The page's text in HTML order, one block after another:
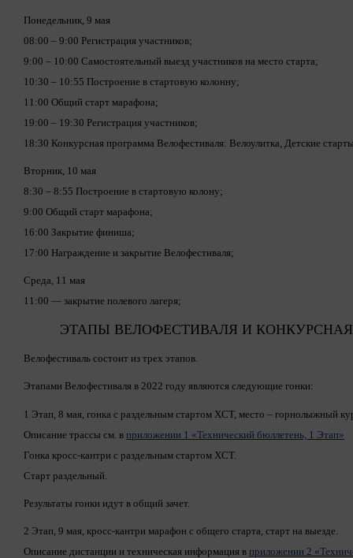
Понедельник, 9 мая
08:00 – 9:00 Регистрация участников;
9:00 – 10:00 Самостоятельный выезд участников на место старта;
10:30 – 10:55 Построение в стартовую колонну;
11:00 Общий старт марафона;
19:00 – 19:30 Регистрация участников;
18:30 Конкурсная программа Велофестиваля: Велоулитка, Детские
Вторник, 10 мая
8:30 – 8:55 Построение в стартовую колону;
9:00 Общий старт марафона;
16:00 Закрытие финиша;
17:00 Награждение и закрытие Велофестиваля;
Среда, 11 мая
11:00 — закрытие полевого лагеря;
ЭТАПЫ ВЕЛОФЕСТИВАЛЯ И
Велофестиваль состоит из трех этапов.
Этапами Велофестиваля в 2022 году являются следующие гонки:
1 Этап, 8 мая, гонка с раздельным стартом XCТ, место – горнолыжный
Описание трассы см. в приложении 1 «Технический бюллетень, 1 Этап»
Гонка кросс-кантри с раздельным стартом XCT.
Старт раздельный.
Результаты гонки идут в общий зачет.
2 Этап, 9 мая, кросс-кантри марафон с общего старта, старт на выезде.
Описание дистанции и техническая информация в приложении 2